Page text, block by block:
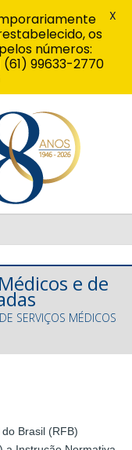
e de
SERVIÇOS MÉDICOS
Brasil (RFB)
os
números:
(61) 99633-2770
X